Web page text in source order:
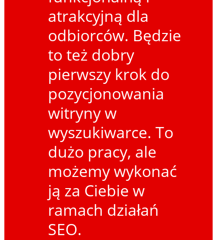
atrakcyjną dla
odbiorców. Będzie
to też dobry
pierwszy krok do
pozycjonowania
witryny w
wyszukiwarce. To
dużo pracy, ale
możemy wykonać
ją za Ciebie w
ramach działań
SEO.